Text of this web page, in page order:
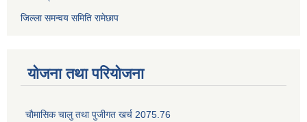
जिल्ला समन्वय समिति रामेछाप
योजना तथा परियोजना
चाैमासिक चालु तथा पुजीगत खर्च 2075.76